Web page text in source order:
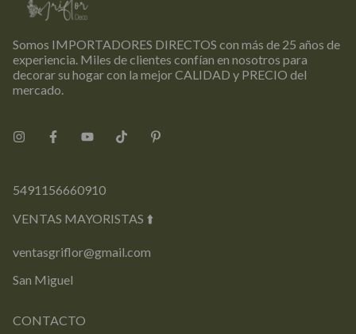
Somos IMPORTADORES DIRECTOS con más de 25 años de
experiencia. Miles de clientes confían en nosotros para
decorar su hogar con la mejor CALIDAD y PRECIO del
mercado.
5491156660910
VENTAS MAYORISTAS ⬆️
ventasgriflor@gmail.com
San Miguel
CONTACTO